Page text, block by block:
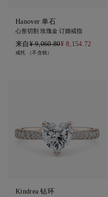
Hanover 单石
心形切割 玫瑰金 订婚戒指
来自¥ 9,060.80¥ 8,154.72
戒托 （不含税）
Kindrea 钻环